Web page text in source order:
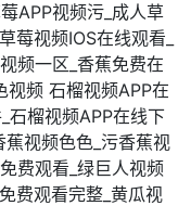
APP视频污_成人草
莓视频IOS在线观看_
频一区_香蕉免费在
视频 石榴视频APP在
石榴视频APP在线下
蕉视频色色_污香蕉视
费观看_绿巨人视频
费观看完整_黄瓜视